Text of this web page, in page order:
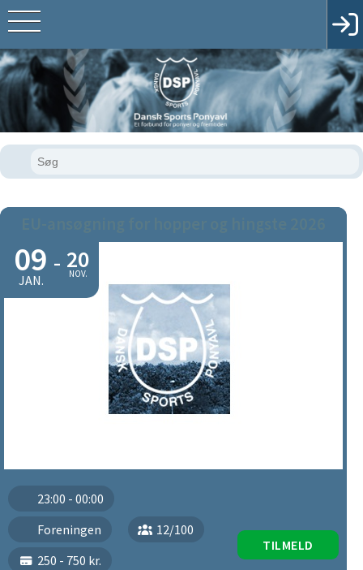
09
JAN.
- 20
NOV.
23:00 - 00:00
Foreningen
12/100
250 - 750 kr.
TILMELD